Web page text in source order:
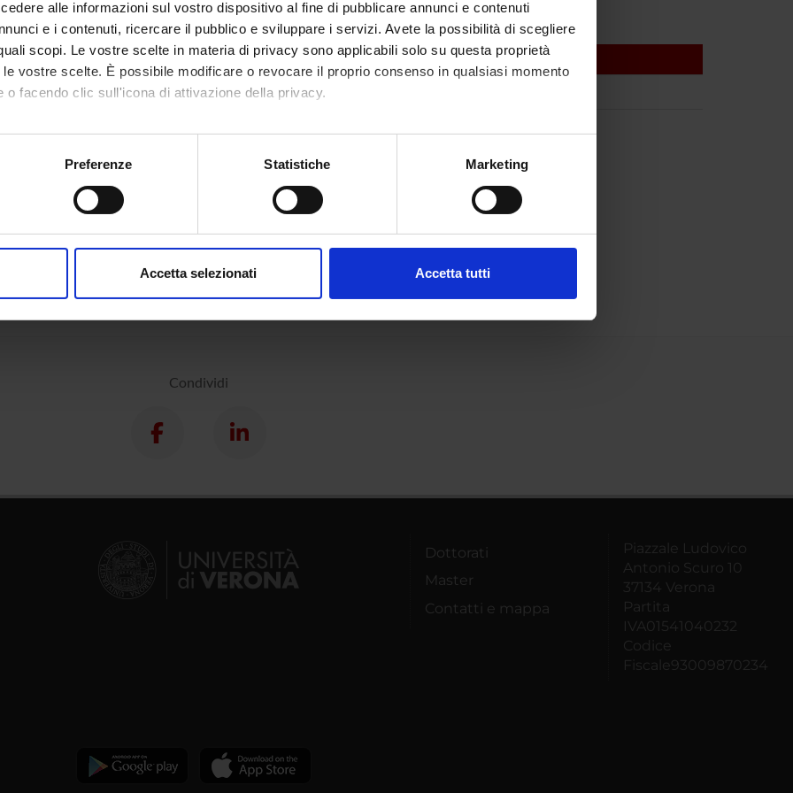
alle informazioni sul vostro dispositivo al fine di pubblicare annunci e contenuti
e i contenuti, ricercare il pubblico e sviluppare i servizi. Avete la possibilità di scegliere
scopi. Le vostre scelte in materia di privacy sono applicabili solo su questa proprietà
vostre scelte. È possibile modificare o revocare il proprio consenso in qualsiasi momento
o facendo clic sull'icona di attivazione della privacy.
anche:
sulla tua posizione geografica, con un'approssimazione di qualche metro,
in qualsiasi momento dalla Dichiarazione sui cookie.
Preferenze Statistiche Marketing
Accetta selezionati Accetta tutti
Condividi
Dottorati
Master
Contatti e mappa
Piazzale Ludovico
Antonio Scuro 10
37134 Verona
Partita
IVA01541040232
Codice
Fiscale93009870234